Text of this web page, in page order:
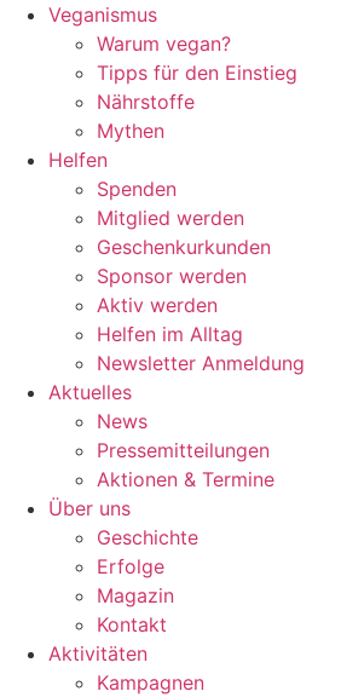
Veganismus
Warum vegan?
Tipps für den Einstieg
Nährstoffe
Mythen
Helfen
Spenden
Mitglied werden
Geschenkurkunden
Sponsor werden
Aktiv werden
Helfen im Alltag
Newsletter Anmeldung
Aktuelles
News
Pressemitteilungen
Aktionen & Termine
Über uns
Geschichte
Erfolge
Magazin
Kontakt
Aktivitäten
Kampagnen